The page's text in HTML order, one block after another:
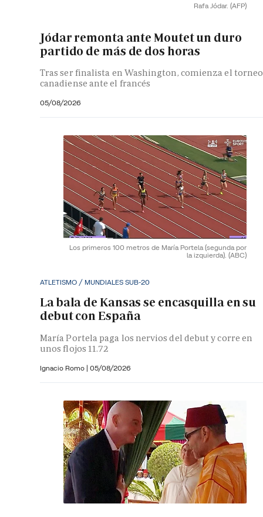
Rafa Jódar. (AFP)
Jódar remonta ante Moutet un duro
partido de más de dos horas
Tras ser finalista en Washington, comienza el torneo
canadiense ante el francés
05/08/2026
Los primeros 100 metros de María Portela (segunda por
la izquierda). (ABC)
ATLETISMO / MUNDIALES SUB-20
La bala de Kansas se encasquilla en su
debut con España
María Portela paga los nervios del debut y corre en
unos flojos 11.72
Ignacio Romo | 05/08/2026